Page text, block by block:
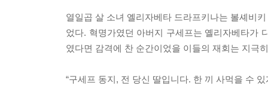
열일곱 살 소녀 옐리자베타 드라프키나는 볼셰비
었다. 혁명가였던 아버지 구세프는 옐리자베타가
였다면 감격에 찬 순간이었을 이들의 재회는 지극
“구세프 동지, 전 당신 딸입니다. 한 끼 사먹을 수